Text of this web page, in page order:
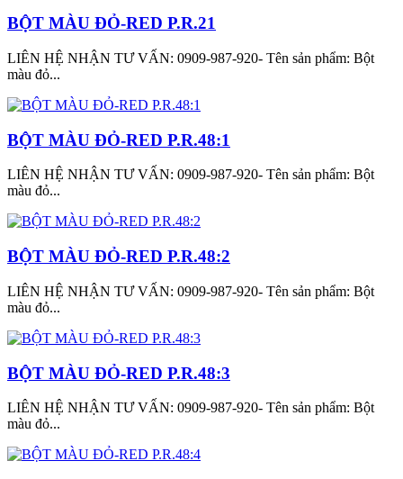
BỘT MÀU ĐỎ-RED P.R.21
LIÊN HỆ NHẬN TƯ VẤN: 0909-987-920- Tên sản phẩm: Bột
màu đỏ...
BỘT MÀU ĐỎ-RED P.R.48:1
LIÊN HỆ NHẬN TƯ VẤN: 0909-987-920- Tên sản phẩm: Bột
màu đỏ...
BỘT MÀU ĐỎ-RED P.R.48:2
LIÊN HỆ NHẬN TƯ VẤN: 0909-987-920- Tên sản phẩm: Bột
màu đỏ...
BỘT MÀU ĐỎ-RED P.R.48:3
LIÊN HỆ NHẬN TƯ VẤN: 0909-987-920- Tên sản phẩm: Bột
màu đỏ...